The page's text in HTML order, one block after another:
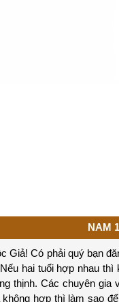
NAM
Giả! Có phải quý bạn
hai tuổi hợp nhau
thịnh. Các chuyên gia
không hợp thì làm sao